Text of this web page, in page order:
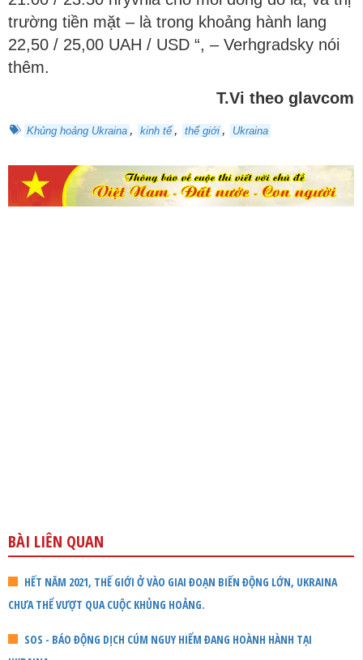
trường tiền mặt – là trong khoảng hành lang
22,50 / 25,00 UAH / USD “, – Verhgradsky nói
thêm.
T.Vi theo glavcom
Khủng hoảng Ukraina , kinh tế , thế giới , Ukraina
BÀI LIÊN QUAN
HẾT NĂM 2021, THẾ GIỚI Ở VÀO GIAI ĐOẠN BIẾN ĐỘNG LỚN, UKRAINA
CHƯA THỂ VƯỢT QUA CUỘC KHỦNG HOẢNG.
SOS - BÁO ĐỘNG DỊCH CÚM NGUY HIỂM ĐANG HOÀNH HÀNH TẠI